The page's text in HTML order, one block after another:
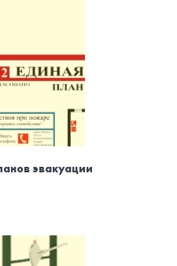
эвакуации